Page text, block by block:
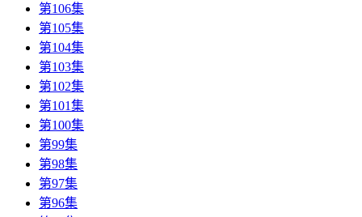
第106集
第105集
第104集
第103集
第102集
第101集
第100集
第99集
第98集
第97集
第96集